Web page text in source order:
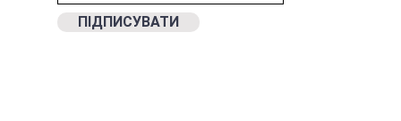
ПIДПИСУВАТИ